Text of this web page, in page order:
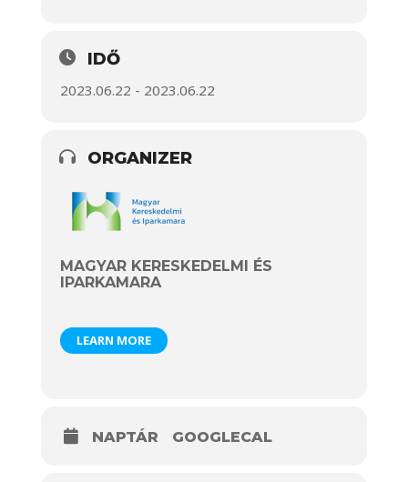
IDŐ
2023.06.22 - 2023.06.22
ORGANIZER
MAGYAR KERESKEDELMI ÉS
IPARKAMARA
LEARN MORE
NAPTÁR GOOGLECAL